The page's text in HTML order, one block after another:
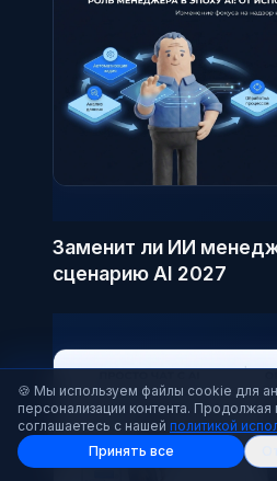
Заменит ли ИИ
сценарию AI 2027
🍪 Мы используем файлы cookie для
персонализации контента. Продолжая
соглашаетесь с нашей политикой
Принять все